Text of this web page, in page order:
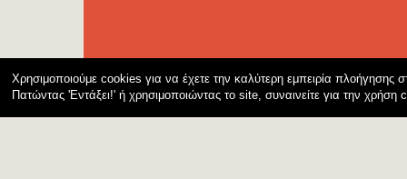
Χρησιμοποιούμε cookies για να έχετε την καλύτερη εμπειρία πλοήγησης
Πατώντας 'Εντάξει!' ή χρησιμοποιώντας το site, συναινείτε για την